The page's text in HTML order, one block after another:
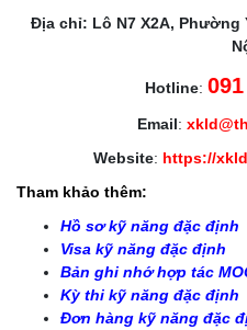
Địa chỉ: Lô N7 X2A, Phường
Hotline:
Email:
Website: https://
Tham khảo thêm:
Hồ sơ kỹ năng đặc định
Visa kỹ năng đặc định
Bản ghi nhớ hợp tác
Kỳ thi kỹ năng đặc định
Đơn hàng kỹ năng đặc